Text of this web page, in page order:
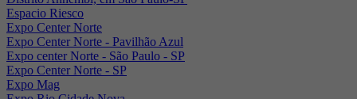
Espacio Riesco
Expo Center Norte
Expo Center Norte - Pavilhão Azul
Expo center Norte - São Paulo - SP
Expo Center Norte - SP
Expo Mag